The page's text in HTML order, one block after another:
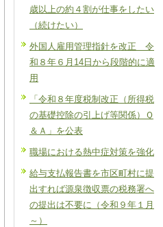
歳以上の約４割が仕事をしたい
（続けたい）
外国人雇用管理指針を改正 令
和８年６月14日から段階的に適
用
「令和８年度税制改正（所得税
の基礎控除の引上げ等関係）Ｑ
＆Ａ」を公表
職場における熱中症対策を強化
給与支払報告書を市区町村に提
出すれば源泉徴収票の税務署へ
の提出は不要に（令和９年１月
～）